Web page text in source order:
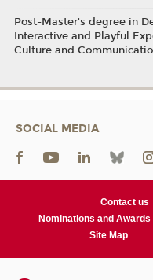
Post-Master’s degree in
Interactive and Playful
Culture and
SOCIAL MEDIA
Contact us
Nominations and Awards
Site Map